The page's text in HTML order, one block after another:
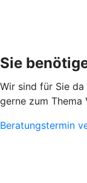
Sie
Wir sind für Sie da
gerne zum Thema
Beratungstermin